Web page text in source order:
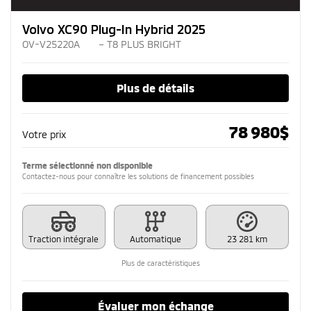
Volvo XC90 Plug-In Hybrid 2025
OV-V25220A – T8 PLUS BRIGHT
Plus de détails
Votre prix 78 980$
Terme sélectionné non disponible
Contactez-nous pour connaître les solutions de financement possibles
Traction intégrale Automatique 23 281 km
Plus de caractéristiques
Évaluer mon échange